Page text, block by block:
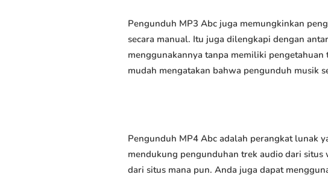
Pengunduh MP3 Abc juga memungkinkan
secara manual. Itu juga dilengkapi dengan
menggunakannya tanpa memiliki
mudah mengatakan bahwa pengunduh musik
Pengunduh MP4 Abc adalah perangkat lunak
mendukung pengunduhan trek audio dari
dari situs mana pun. Anda juga dapat